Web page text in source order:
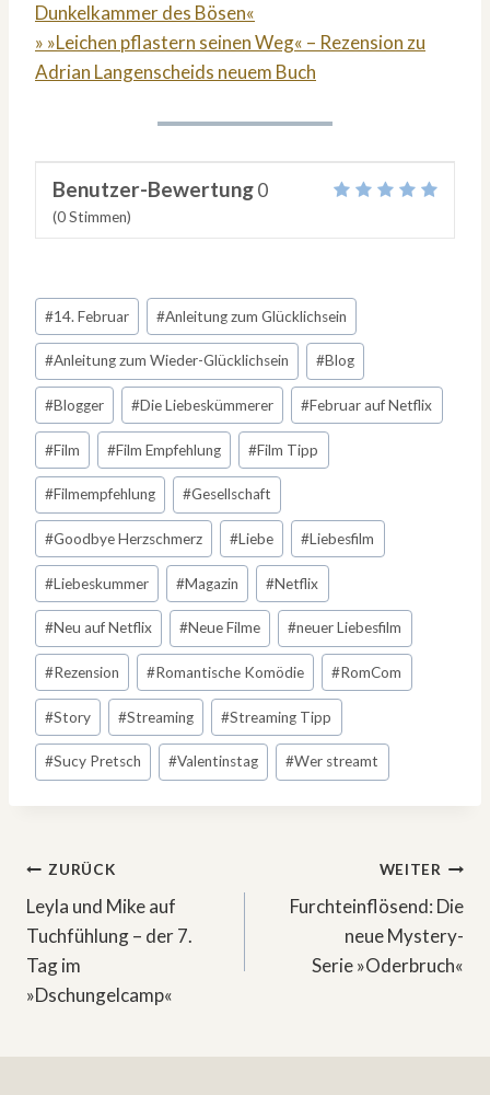
Dunkelkammer des Bösen«
» »Leichen pflastern seinen Weg« – Rezension zu
Adrian Langenscheids neuem Buch
Benutzer-Bewertung0
(0Stimmen)
Schlagworte:
#14. Februar #Anleitung zum Glücklichsein
#Anleitung zum Wieder-Glücklichsein #Blog
#Blogger #Die Liebeskümmerer #Februar auf Netflix
#Film #Film Empfehlung #Film Tipp
#Filmempfehlung #Gesellschaft
#Goodbye Herzschmerz #Liebe #Liebesfilm
#Liebeskummer #Magazin #Netflix
#Neu auf Netflix #Neue Filme #neuer Liebesfilm
#Rezension #Romantische Komödie #RomCom
#Story #Streaming #Streaming Tipp
#Sucy Pretsch #Valentinstag #Wer streamt
Beitragsnavigation
ZURÜCK
Leyla und Mike auf
Tuchfühlung – der 7.
Tag im
»Dschungelcamp«
WEITER
Furchteinflösend: Die
neue Mystery-
Serie »Oderbruch«